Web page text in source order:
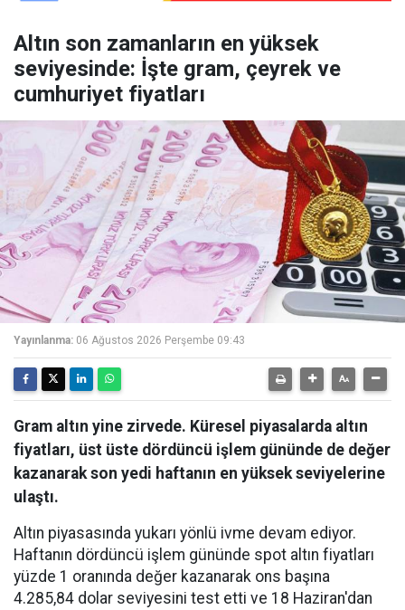
Altın son zamanların en yüksek
seviyesinde: İşte gram, çeyrek ve
cumhuriyet fiyatları
Yayınlanma: 06 Ağustos 2026 Perşembe 09:43
Gram altın yine zirvede. Küresel piyasalarda altın
fiyatları, üst üste dördüncü işlem gününde de değer
kazanarak son yedi haftanın en yüksek seviyelerine
ulaştı.
Altın piyasasında yukarı yönlü ivme devam ediyor.
Haftanın dördüncü işlem gününde spot altın fiyatları
yüzde 1 oranında değer kazanarak ons başına
4.285,84 dolar seviyesini test etti ve 18 Haziran'dan